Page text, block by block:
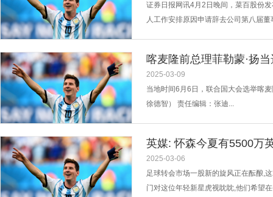
证券日报网讯4月2日晚间，菜百股份
人工作安排原因申请辞去公司第八届
喀麦隆前总理菲勒蒙·扬
2025-03-09
当地时间6月6日，联合国大会选举喀
徐德智） 责任编辑：张迪...
英媒: 怀森今夏有5500万
2025-03-06
足球转会市场一股新的旋风正在酝酿,
门对这位年轻新星虎视眈眈,他们希望